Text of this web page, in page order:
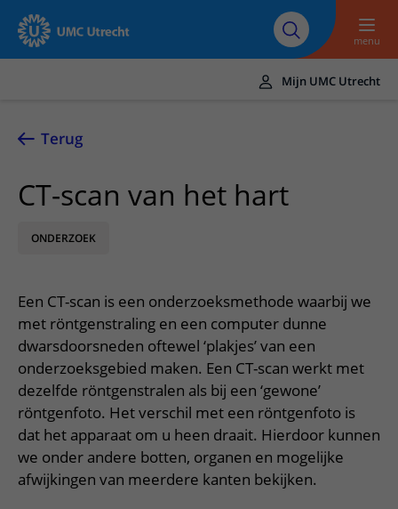
Naar hoofdinhoud
Over UMC
Utrecht
Research
Werken bij het UMC
Utrecht
menu
UMC Utrecht
Zorg en behandeling
Ziekten en aandoeningen
Poliklinieken
Verpleegafdelingen
Onze zorgverleners
Onderzoeken en diagnostiek
Het Wilhelmina Kinderziekenhuis
Afspraak en opname
Bezoek aan de polikliniek
Opname in het ziekenhuis
Voorbereiding op uw afspraak
Bloedprikken
Wachttijden
Bezoektijden
Op bezoek in het UMC Utrecht
Apotheek
Winkels en restaurants
Faciliteiten en voorzieningen
Bezoekregels
Kwaliteit en veiligheid
Contact en route
Spoed
Contactgegevens
Route naar het ziekenhuis
Parkeren
Wegwijs in het ziekenhuis
Verwijzers
Patiënt verwijzen
Teleconsult aanvragen
Diagnostiek aanvragen
Zorgverlenersportaal
Meer UMC Utrecht
Over UMC Utrecht
Research
Mijn UMC Utrecht
Terug
CT-scan van het hart
ONDERZOEK
Een CT-scan is een onderzoeksmethode waarbij we
met röntgenstraling en een computer dunne
dwarsdoorsneden oftewel ‘plakjes’ van een
onderzoeksgebied maken. Een CT-scan werkt met
dezelfde röntgenstralen als bij een ‘gewone’
röntgenfoto. Het verschil met een röntgenfoto is
dat het apparaat om u heen draait. Hierdoor kunnen
we onder andere botten, organen en mogelijke
afwijkingen van meerdere kanten bekijken.